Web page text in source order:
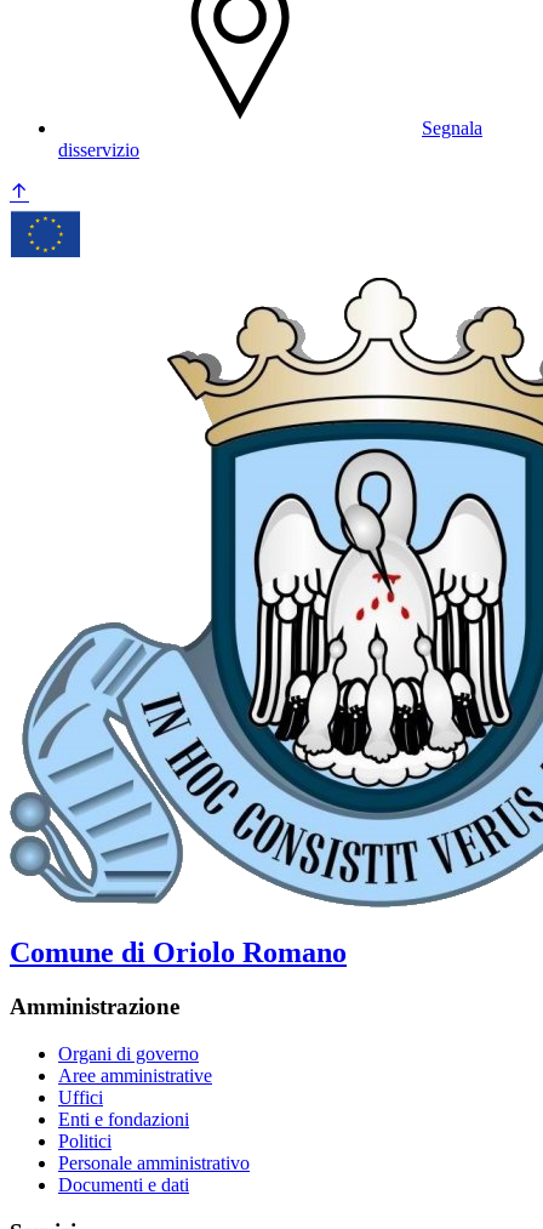
Segnala
disservizio
Comune di Oriolo Romano
Amministrazione
Organi di governo
Aree amministrative
Uffici
Enti e fondazioni
Politici
Personale amministrativo
Documenti e dati